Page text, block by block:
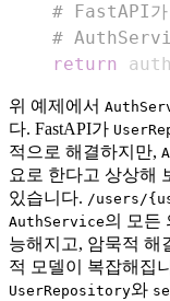
# FastAPI가
#
return
위 예제에서
다. FastAPI가
적으로 해결하지만,
요로 한다고 상상해
있습니다. /users/
AuthService의 모든
능해지고, 암묵적 해
적 모델이 복잡해집
UserRepository와